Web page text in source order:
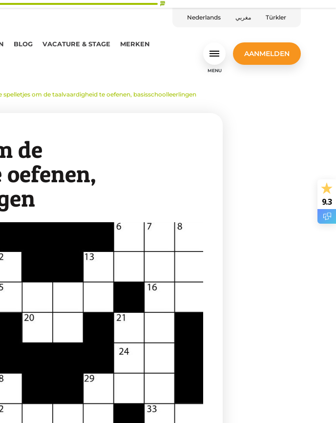
Nederlands مغربي Türkler
BLOG VACATURE & STAGE MERKEN
MENU
AANMELDEN
spelletjes om de taalvaardigheid te oefenen, basisschoolleerlingen
de
9.3